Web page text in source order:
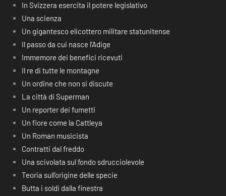
In Svizzera esercita il potere legislativo
Una scienza
Un gigantesco elicottero militare statunitense
Il passo da cui nasce l’Adige
Immemore dei benefici ricevuti
Il re di tutte le montagne
Un ordine che non si discute
La città di Superman
Un reporter dei fumetti
Un fiore come la Cattleya
Un Roman musicista
Contratti dal freddo
Una scivolata sul fondo sdrucciolevole
Teoria sull’origine delle specie
Butta i soldi dalla finestra